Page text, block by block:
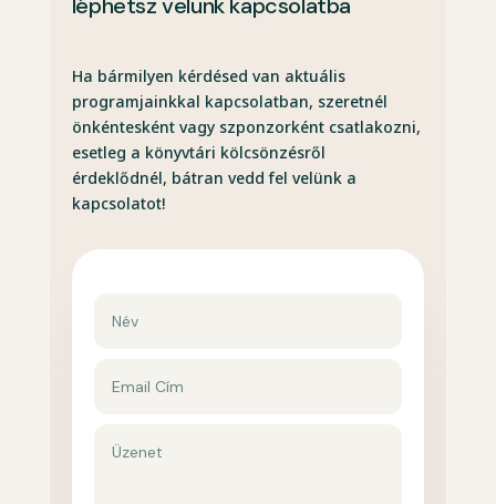
léphetsz velünk kapcsolatba
Ha bármilyen kérdésed van aktuális
programjainkkal kapcsolatban, szeretnél
önkéntesként vagy szponzorként csatlakozni,
esetleg a könyvtári kölcsönzésről
érdeklődnél, bátran vedd fel velünk a
kapcsolatot!